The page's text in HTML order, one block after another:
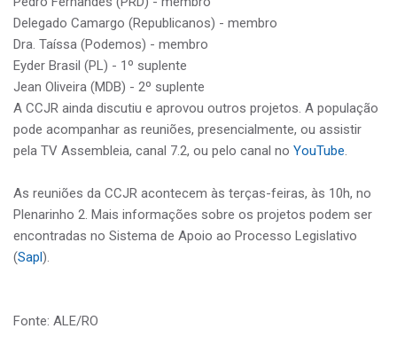
Delegado Camargo (Republicanos) - membro
Dra. Taíssa (Podemos) - membro
Eyder Brasil (PL) - 1º suplente
Jean Oliveira (MDB) - 2º suplente
A CCJR ainda discutiu e aprovou outros projetos. A população
pode acompanhar as reuniões, presencialmente, ou assistir
pela TV Assembleia, canal 7.2, ou pelo canal no YouTube.
As reuniões da CCJR acontecem às terças-feiras, às 10h, no
Plenarinho 2. Mais informações sobre os projetos podem ser
encontradas no Sistema de Apoio ao Processo Legislativo
(Sapl).
Fonte: ALE/RO